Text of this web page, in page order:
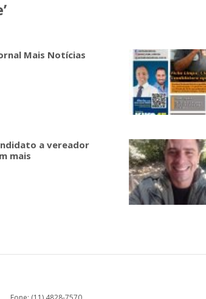
Mais Notícias
a vereador
mais